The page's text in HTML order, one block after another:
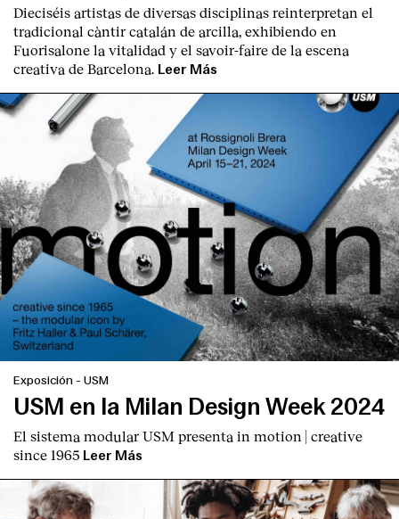
Dieciséis artistas de diversas disciplinas reinterpretan el
tradicional càntir catalán de arcilla, exhibiendo en
Fuorisalone la vitalidad y el savoir-faire de la escena
creativa de Barcelona. Leer Más
Exposición - USM
USM en la Milan Design Week 2024
El sistema modular USM presenta in motion | creative
since 1965 Leer Más